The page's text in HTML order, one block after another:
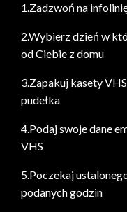
1.Zadzwoń na
2.Wybierz dzień w
od Ciebie z domu
3.Zapakuj kasety
pudełka
4.Podaj swoje dane
VHS
5.Poczekaj
podanych godzin